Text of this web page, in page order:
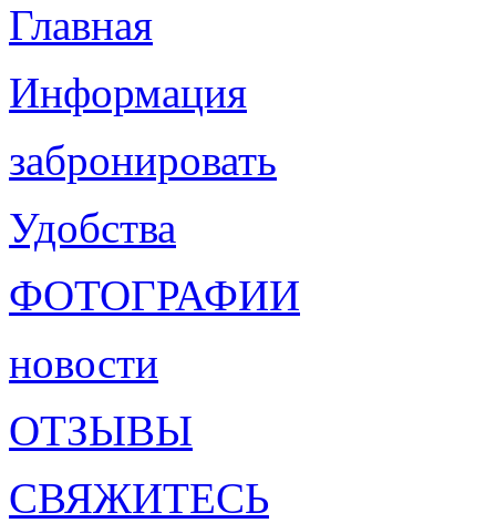
Главная
Информация
забронировать
Удобства
ФОТОГРАФИИ
новости
ОТЗЫВЫ
СВЯЖИТЕСЬ